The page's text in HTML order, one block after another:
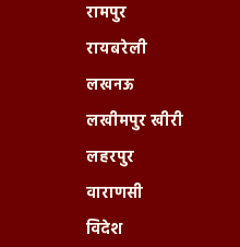
रामपुर
रायबरेली
लखनऊ
लखीमपुर खीरी
लहरपुर
वाराणसी
विदेश